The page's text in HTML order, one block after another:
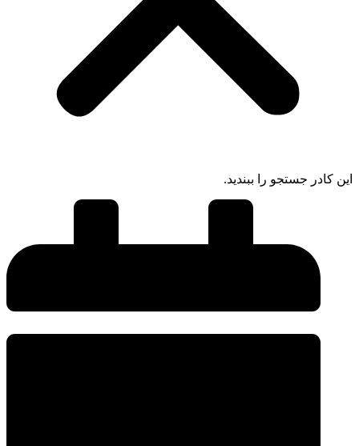
جستجو را ببندید.